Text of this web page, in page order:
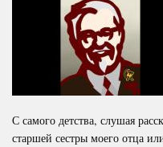
С самого детства, слушая
старшей сестры моего отца